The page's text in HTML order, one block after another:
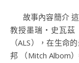
故事內容簡介 這部作品改編自真人實事。故事描述社會學
教授墨瑞‧史瓦茲
（ALS），在生命
邦 （Mitch Albom